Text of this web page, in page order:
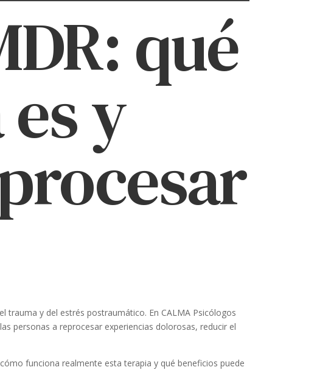
qué
y
trauma y del estrés postraumático. En CALMA Psicólogos
personas a reprocesar experiencias dolorosas, reducir el
funciona realmente esta terapia y qué beneficios puede